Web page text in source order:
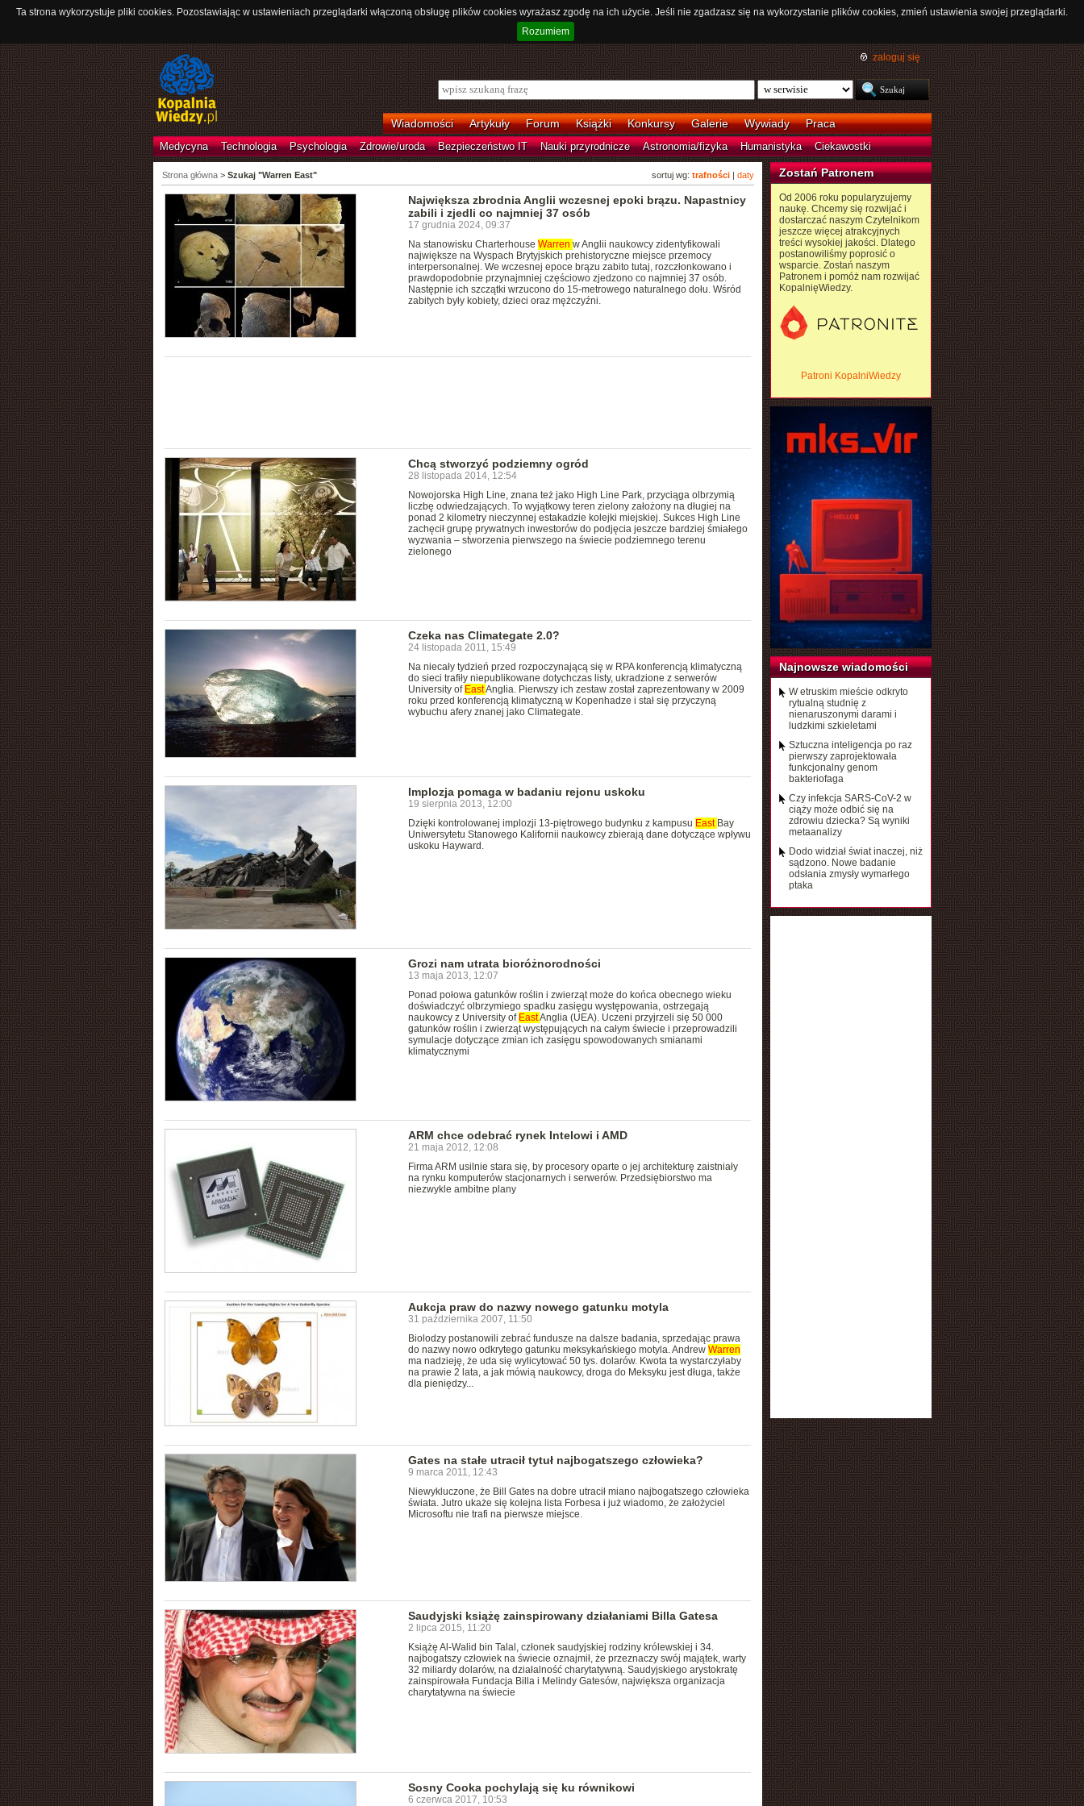
Ta strona wykorzystuje pliki cookies. Pozostawiając w ustawieniach przeglądarki włączoną obsługę plików cookies wyrażasz zgodę na ich użycie. Jeśli nie zgadzasz się na wykorzystanie plików cookies, zmień ustawienia swojej przeglądarki.
Rozumiem
zaloguj się
Wiadomości Artykuły Forum Książki Konkursy Galerie Wywiady Praca
Medycyna Technologia Psychologia Zdrowie/uroda Bezpieczeństwo IT Nauki przyrodnicze Astronomia/fizyka Humanistyka Ciekawostki
sortuj wg: trafności| daty
Strona główna> Szukaj "Warren East"
Największa zbrodnia Anglii wczesnej epoki brązu. Napastnicy
zabili i zjedli co najmniej 37 osób
17 grudnia 2024, 09:37
Na stanowisku Charterhouse Warren w Anglii naukowcy zidentyfikowali
największe na Wyspach Brytyjskich prehistoryczne miejsce przemocy
interpersonalnej. We wczesnej epoce brązu zabito tutaj, rozczłonkowano i
prawdopodobnie przynajmniej częściowo zjedzono co najmniej 37 osób.
Następnie ich szczątki wrzucono do 15-metrowego naturalnego dołu. Wśród
zabitych były kobiety, dzieci oraz mężczyźni.
Chcą stworzyć podziemny ogród
28 listopada 2014, 12:54
Nowojorska High Line, znana też jako High Line Park, przyciąga olbrzymią
liczbę odwiedzających. To wyjątkowy teren zielony założony na długiej na
ponad 2 kilometry nieczynnej estakadzie kolejki miejskiej. Sukces High Line
zachęcił grupę prywatnych inwestorów do podjęcia jeszcze bardziej śmiałego
wyzwania – stworzenia pierwszego na świecie podziemnego terenu
zielonego
Czeka nas Climategate 2.0?
24 listopada 2011, 15:49
Na niecały tydzień przed rozpoczynającą się w RPA konferencją klimatyczną
do sieci trafiły niepublikowane dotychczas listy, ukradzione z serwerów
University of EastAnglia. Pierwszy ich zestaw został zaprezentowany w 2009
roku przed konferencją klimatyczną w Kopenhadze i stał się przyczyną
wybuchu afery znanej jako Climategate.
Implozja pomaga w badaniu rejonu uskoku
19 sierpnia 2013, 12:00
Dzięki kontrolowanej implozji 13-piętrowego budynku z kampusu East Bay
Uniwersytetu Stanowego Kalifornii naukowcy zbierają dane dotyczące wpływu
uskoku Hayward.
Grozi nam utrata bioróżnorodności
13 maja 2013, 12:07
Ponad połowa gatunków roślin i zwierząt może do końca obecnego wieku
doświadczyć olbrzymiego spadku zasięgu występowania, ostrzegają
naukowcy z University of EastAnglia (UEA). Uczeni przyjrzeli się 50 000
gatunków roślin i zwierząt występujących na całym świecie i przeprowadzili
symulacje dotyczące zmian ich zasięgu spowodowanych smianami
klimatycznymi
ARM chce odebrać rynek Intelowi i AMD
21 maja 2012, 12:08
Firma ARM usilnie stara się, by procesory oparte o jej architekturę zaistniały
na rynku komputerów stacjonarnych i serwerów. Przedsiębiorstwo ma
niezwykle ambitne plany
Aukcja praw do nazwy nowego gatunku motyla
31 października 2007, 11:50
Biolodzy postanowili zebrać fundusze na dalsze badania, sprzedając prawa
do nazwy nowo odkrytego gatunku meksykańskiego motyla. Andrew Warren
ma nadzieję, że uda się wylicytować 50 tys. dolarów. Kwota ta wystarczyłaby
na prawie 2 lata, a jak mówią naukowcy, droga do Meksyku jest długa, także
dla pieniędzy...
Gates na stałe utracił tytuł najbogatszego człowieka?
9 marca 2011, 12:43
Niewykluczone, że Bill Gates na dobre utracił miano najbogatszego człowieka
świata. Jutro ukaże się kolejna lista Forbesa i już wiadomo, że założyciel
Microsoftu nie trafi na pierwsze miejsce.
Saudyjski książę zainspirowany działaniami Billa Gatesa
2 lipca 2015, 11:20
Książę Al-Walid bin Talal, członek saudyjskiej rodziny królewskiej i 34.
najbogatszy człowiek na świecie oznajmił, że przeznaczy swój majątek, warty
32 miliardy dolarów, na działalność charytatywną. Saudyjskiego arystokratę
zainspirowała Fundacja Billa i Melindy Gatesów, największa organizacja
charytatywna na świecie
Sosny Cooka pochylają się ku równikowi
6 czerwca 2017, 10:53
Zostań Patronem
Od 2006 roku popularyzujemy
naukę. Chcemy się rozwijać i
dostarczać naszym Czytelnikom
jeszcze więcej atrakcyjnych
treści wysokiej jakości. Dlatego
postanowiliśmy poprosić o
wsparcie. Zostań naszym
Patronem i pomóż nam rozwijać
KopalnięWiedzy.
Patroni KopalniWiedzy
Najnowsze wiadomości
W etruskim mieście odkryto
rytualną studnię z
nienaruszonymi darami i
ludzkimi szkieletami
Sztuczna inteligencja po raz
pierwszy zaprojektowała
funkcjonalny genom
bakteriofaga
Czy infekcja SARS-CoV-2 w
ciąży może odbić się na
zdrowiu dziecka? Są wyniki
metaanalizy
Dodo widział świat inaczej, niż
sądzono. Nowe badanie
odsłania zmysły wymarłego
ptaka